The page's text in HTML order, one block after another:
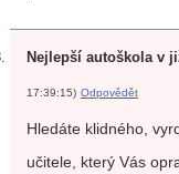
Nejlepší autoškola v
17:39:15) Odpovědět
Hledáte klidného,
učitele, který Vás